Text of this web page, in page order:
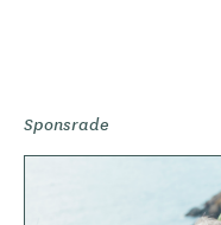
Sponsrade